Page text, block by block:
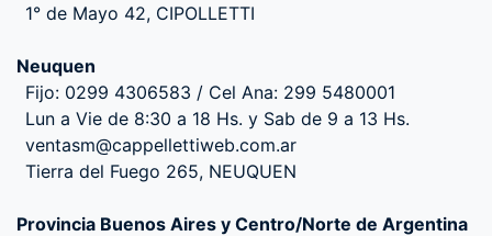
1° de Mayo 42, CIPOLLETTI
Neuquen
Fijo: 0299 4306583 / Cel Ana: 299 5480001
Lun a Vie de 8:30 a 18 Hs. y Sab de 9 a 13 Hs.
ventasm@cappellettiweb.com.ar
Tierra del Fuego 265, NEUQUEN
Provincia Buenos Aires y Centro/Norte de Argentina